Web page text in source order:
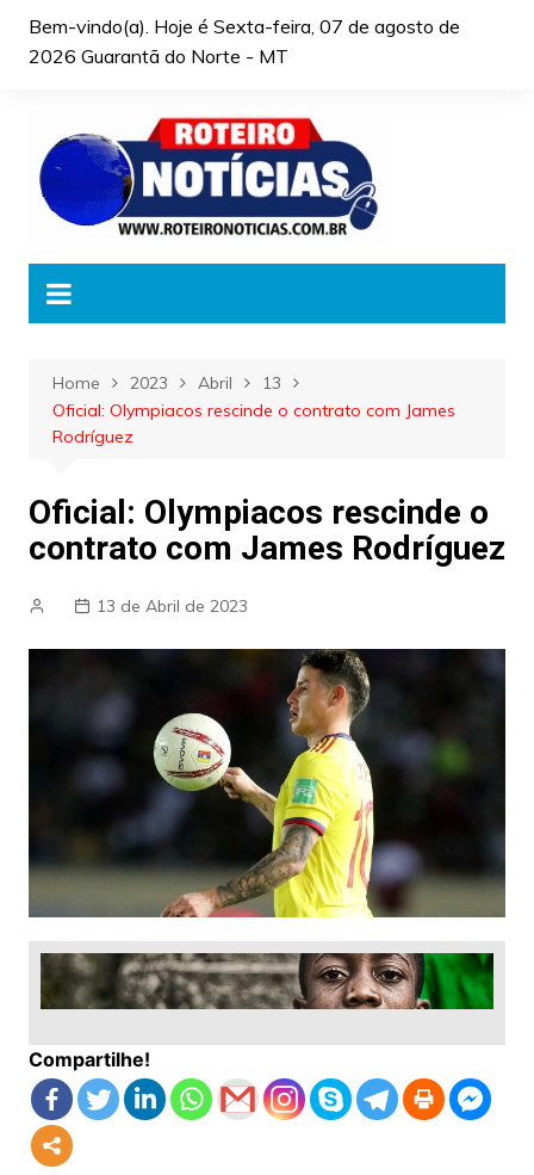
Bem-vindo(a). Hoje é Sexta-feira, 07 de agosto de
2026 Guarantã do Norte - MT
Home 2023 Abril
13
Oficial: Olympiacos rescinde o contrato com James
Rodríguez
Oficial: Olympiacos rescinde o
contrato com James Rodríguez
13 de Abril de 2023
Compartilhe!